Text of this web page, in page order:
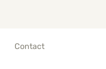
Contact